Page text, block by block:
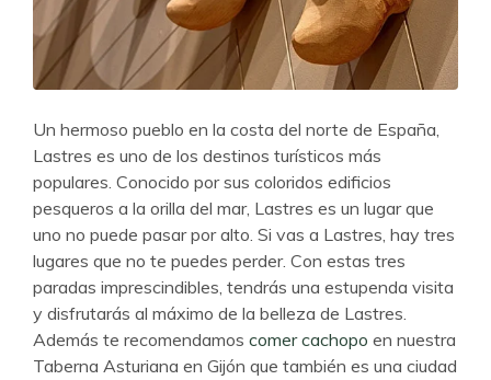
Un hermoso pueblo en la costa del norte de España,
Lastres es uno de los destinos turísticos más
populares. Conocido por sus coloridos edificios
pesqueros a la orilla del mar, Lastres es un lugar que
uno no puede pasar por alto. Si vas a Lastres, hay tres
lugares que no te puedes perder. Con estas tres
paradas imprescindibles, tendrás una estupenda visita
y disfrutarás al máximo de la belleza de Lastres.
Además te recomendamos comer cachopo en nuestra
Taberna Asturiana en Gijón que también es una ciudad